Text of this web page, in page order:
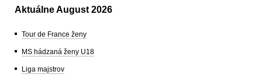
Aktuálne August 2026
Tour de France ženy
MS hádzaná ženy U18
Liga majstrov